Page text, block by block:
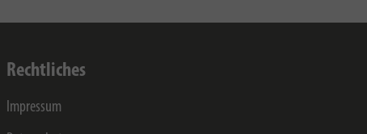
Rechtliches
Impressum